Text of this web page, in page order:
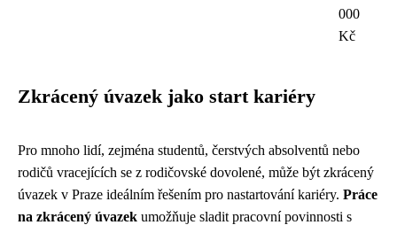
000
Kč
Zkrácený úvazek jako start kariéry
Pro mnoho lidí, zejména studentů, čerstvých absolventů nebo
rodičů vracejících se z rodičovské dovolené, může být zkrácený
úvazek v Praze ideálním řešením pro nastartování kariéry. Práce
na zkrácený úvazek umožňuje sladit pracovní povinnosti s